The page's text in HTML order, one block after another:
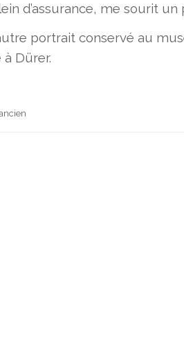
d’assurance, me sourit
portrait conservé au
Dürer.